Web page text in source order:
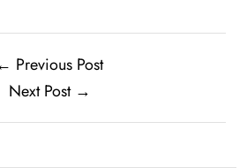
Previous Post
Next Post →